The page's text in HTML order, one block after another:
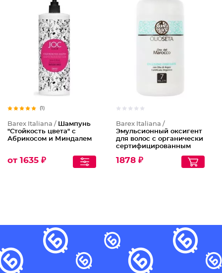
(1)
Barex Italiana / Шампунь
"Стойкость цвета" с
Абрикосом и Миндалем
от 1635 ₽
Barex Italiana /
Эмульсионный оксигент
для волос с органически
сертифицированным
1878 ₽